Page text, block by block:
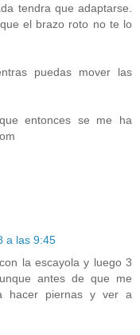
tendra que adaptarse.
el brazo roto no te lo
puedas mover las
entonces se me ha
a las 9:45
la escayola y luego 3
antes de que me
hacer piernas y ver a